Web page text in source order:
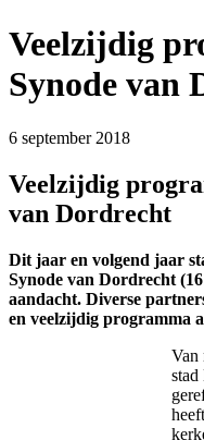
Veelzijdig
Synode van
6 september 2018
Veelzijdig
van Dordrecht
Dit jaar en volgend jaar
Synode van Dordrecht
aandacht. Diverse
en veelzijdig programma
Van
stad